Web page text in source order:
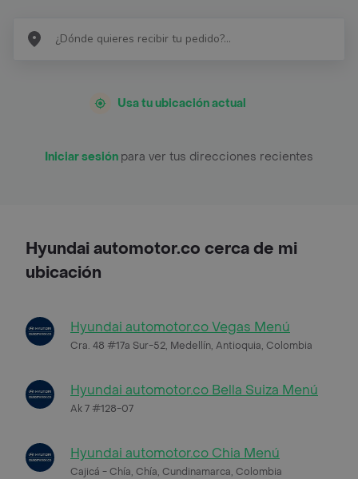
Usa tu ubicación actual
Iniciar sesión para ver tus direcciones recientes
Hyundai automotor.co cerca de mi
ubicación
Hyundai automotor.co Vegas Menú
Cra. 48 #17a Sur-52, Medellín, Antioquia, Colombia
Hyundai automotor.co Bella Suiza Menú
Ak 7 #128-07
Hyundai automotor.co Chia Menú
Cajicá - Chía, Chía, Cundinamarca, Colombia